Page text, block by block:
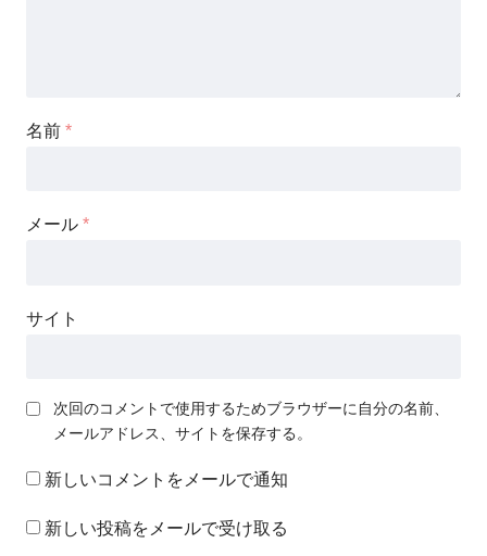
名前 *
メール *
サイト
次回のコメントで使用するためブラウザーに自分の名前、
メールアドレス、サイトを保存する。
新しいコメントをメールで通知
新しい投稿をメールで受け取る